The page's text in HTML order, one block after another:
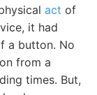
act of
it had
a button. No
from a
times. But,